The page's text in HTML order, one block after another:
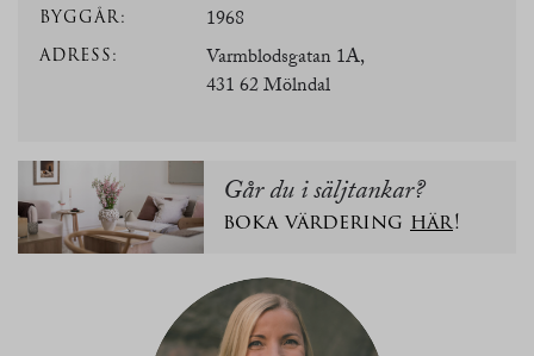
BYGGÅR: 1968
ADRESS:
Varmblodsgatan 1A,
431 62 Mölndal
Går du i säljtankar?
boka värdering här!